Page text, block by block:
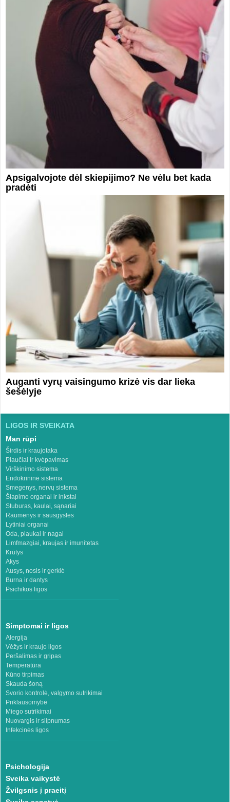
Apsigalvojote dėl skiepijimo? Ne vėlu bet kada
pradėti
Auganti vyrų vaisingumo krizė vis dar lieka
šešėlyje
LIGOS IR SVEIKATA
Man rūpi
Širdis ir kraujotaka
Plaučiai ir kvėpavimas
Virškinimo sistema
Endokrininė sistema
Smegenys, nervų sistema
Šlapimo organai ir inkstai
Stuburas, kaulai, sąnariai
Raumenys ir sausgyslės
Lytiniai organai
Oda, plaukai ir nagai
Limfmazgiai, kraujas ir imunitetas
Krūtys
Akys
Ausys, nosis ir gerklė
Burna ir dantys
Psichikos ligos
Simptomai ir ligos
Alergija
Vėžys ir kraujo ligos
Peršalimas ir gripas
Temperatūra
Kūno tirpimas
Skauda šoną
Svorio kontrolė, valgymo sutrikimai
Priklausomybė
Miego sutrikimai
Nuovargis ir silpnumas
Infekcinės ligos
Psichologija
Sveika vaikystė
Žvilgsnis į praeitį